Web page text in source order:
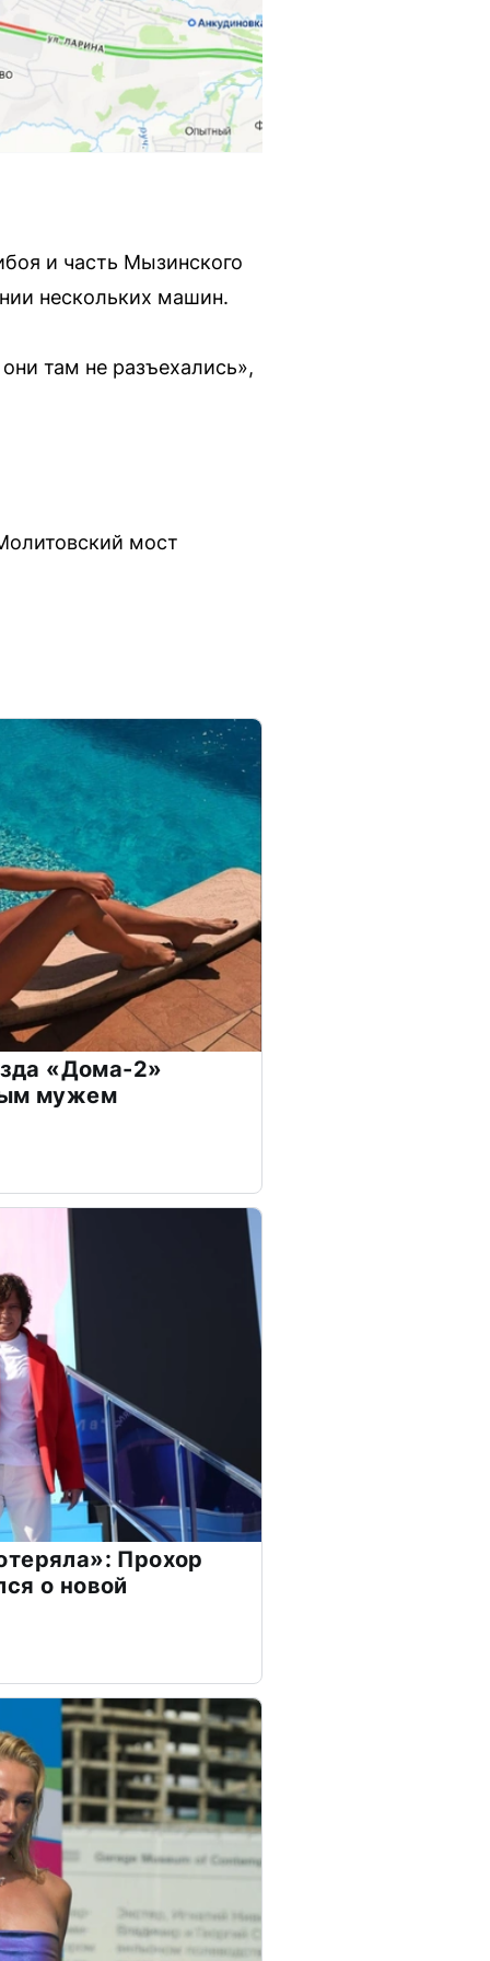
и часть Мызинского
нескольких машин.
там не разъехались»,
мост
«Дома-2»
мужем
Прохор
о новой